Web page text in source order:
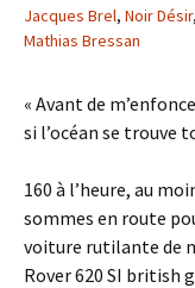
Jacques Brel, Noir Désir,
Mathias Bressan
« Avant de
si l’océan se trouve
160 à l’heure, au
sommes en route
voiture rutilante de
Rover 620 SI british